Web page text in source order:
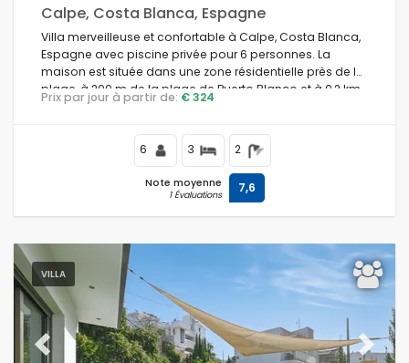
Calpe, Costa Blanca, Espagne
Villa merveilleuse et confortable à Calpe, Costa Blanca,
Espagne avec piscine privée pour 6 personnes. La
maison est située dans une zone résidentielle près de la
plage, à 200 m de la plage de Puerto Blanco et à 0,2 km
de la Méditerranée.
Prix par jour à partir de: € 324
6 3 2
Note moyenne
1 Évaluations 7,6
VILLA
Previous Next